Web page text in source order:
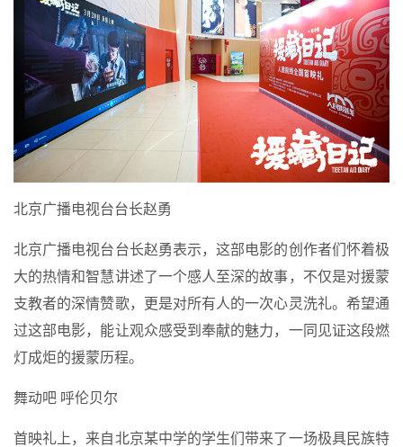
北京广播电视台台长赵勇
北京广播电视台台长赵勇表示，这部电影的创作者们怀着极
大的热情和智慧讲述了一个感人至深的故事，不仅是对援蒙
支教者的深情赞歌，更是对所有人的一次心灵洗礼。希望通
过这部电影，能让观众感受到奉献的魅力，一同见证这段燃
灯成炬的援蒙历程。
舞动吧 呼伦贝尔
首映礼上，来自北京某中学的学生们带来了一场极具民族特